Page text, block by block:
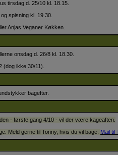
tirsdag d. 25/10 kl. 18.15.
spisning kl. 19.30.
Anjas Veganer Køkken.
onsdag d. 26/8 kl. 18.30.
(dog ikke 30/11).
bagefter.
- første gang 4/10 - vil der være kageaften.
Meld gerne til Tonny, hvis du vil bage. Mail til